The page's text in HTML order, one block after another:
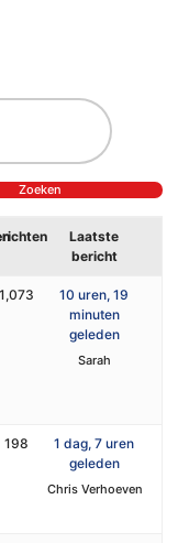
Laatste
bericht
1,073
10 uren, 19
minuten
geleden
Sarah
198
1 dag, 7 uren
geleden
Chris Verhoeven